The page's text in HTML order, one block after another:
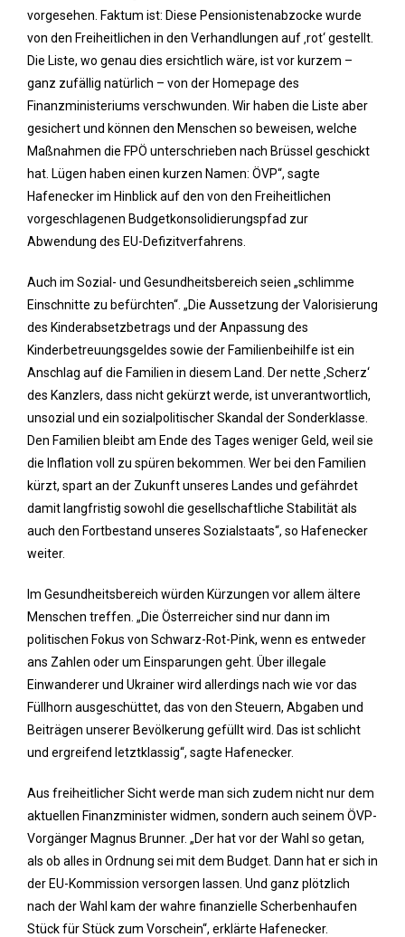
vorgesehen. Faktum ist: Diese Pensionistenabzocke wurde
von den Freiheitlichen in den Verhandlungen auf ‚rot‘ gestellt.
Die Liste, wo genau dies ersichtlich wäre, ist vor kurzem –
ganz zufällig natürlich – von der Homepage des
Finanzministeriums verschwunden. Wir haben die Liste aber
gesichert und können den Menschen so beweisen, welche
Maßnahmen die FPÖ unterschrieben nach Brüssel geschickt
hat. Lügen haben einen kurzen Namen: ÖVP“, sagte
Hafenecker im Hinblick auf den von den Freiheitlichen
vorgeschlagenen Budgetkonsolidierungspfad zur
Abwendung des EU-Defizitverfahrens.
Auch im Sozial- und Gesundheitsbereich seien „schlimme
Einschnitte zu befürchten“. „Die Aussetzung der Valorisierung
des Kinderabsetzbetrags und der Anpassung des
Kinderbetreuungsgeldes sowie der Familienbeihilfe ist ein
Anschlag auf die Familien in diesem Land. Der nette ‚Scherz‘
des Kanzlers, dass nicht gekürzt werde, ist unverantwortlich,
unsozial und ein sozialpolitischer Skandal der Sonderklasse.
Den Familien bleibt am Ende des Tages weniger Geld, weil sie
die Inflation voll zu spüren bekommen. Wer bei den Familien
kürzt, spart an der Zukunft unseres Landes und gefährdet
damit langfristig sowohl die gesellschaftliche Stabilität als
auch den Fortbestand unseres Sozialstaats“, so Hafenecker
weiter.
Im Gesundheitsbereich würden Kürzungen vor allem ältere
Menschen treffen. „Die Österreicher sind nur dann im
politischen Fokus von Schwarz-Rot-Pink, wenn es entweder
ans Zahlen oder um Einsparungen geht. Über illegale
Einwanderer und Ukrainer wird allerdings nach wie vor das
Füllhorn ausgeschüttet, das von den Steuern, Abgaben und
Beiträgen unserer Bevölkerung gefüllt wird. Das ist schlicht
und ergreifend letztklassig“, sagte Hafenecker.
Aus freiheitlicher Sicht werde man sich zudem nicht nur dem
aktuellen Finanzminister widmen, sondern auch seinem ÖVP-
Vorgänger Magnus Brunner. „Der hat vor der Wahl so getan,
als ob alles in Ordnung sei mit dem Budget. Dann hat er sich in
der EU-Kommission versorgen lassen. Und ganz plötzlich
nach der Wahl kam der wahre finanzielle Scherbenhaufen
Stück für Stück zum Vorschein“, erklärte Hafenecker.